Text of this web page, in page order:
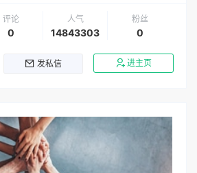
评论
0
人气
14843303
粉丝
0
发私信 进主页